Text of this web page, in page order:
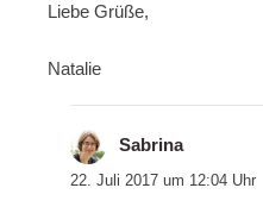
Liebe Grüße,
Natalie
Sabrina
22. Juli 2017 um 12:04 Uhr